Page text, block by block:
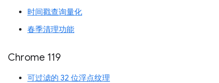
时间戳查询量化
春季清理功能
Chrome 119
可过滤的 32 位浮点纹理